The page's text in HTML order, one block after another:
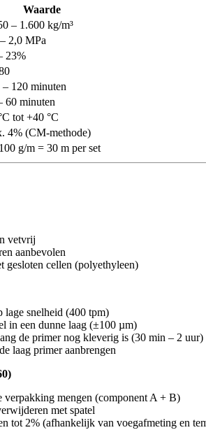
Waarde
– 1.600 kg/m³
2,0 MPa
23%
– 120 minuten
60 minuten
tot +40 °C
4% (CM-methode)
g/m = 30 m per set
vetvrij
aanbevolen
gesloten cellen (polyethyleen)
lage snelheid (400 tpm)
in een dunne laag (±100 µm)
de primer nog kleverig is (30 min – 2 uur)
laag primer aanbrengen
mengen (component A + B)
met spatel
tot 2% (afhankelijk van voegafmeting en